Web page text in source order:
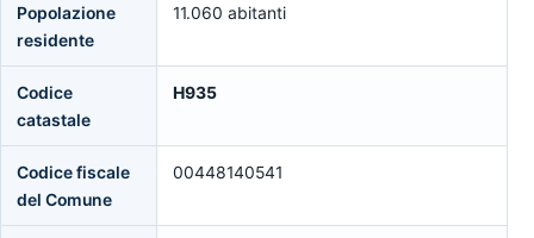
Popolazione
residente
11.060 abitanti
Codice
catastale
H935
Codice fiscale
del Comune
00448140541